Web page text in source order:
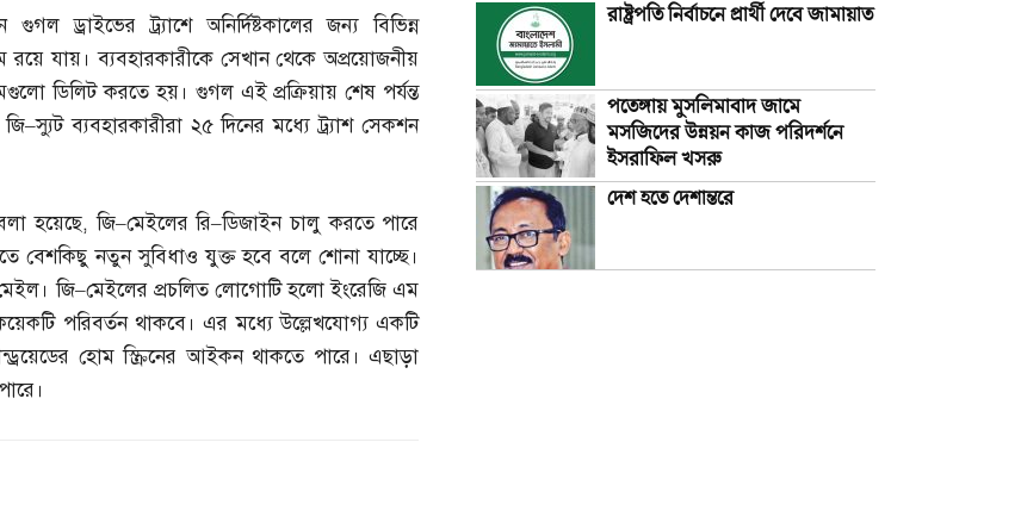
গুগল ড্রাইভের ট্র্যাশে অনির্দিষ্টকালের জন্য বিভিন্ন
যায়। ব্যবহারকারীকে সেখান থেকে অপ্রয়োজনীয়
ডিলিট করতে হয়। গুগল এই প্রক্রিয়ায় শেষ পর্যন্ত
জি–স্যুট ব্যবহারকারীরা ২৫ দিনের মধ্যে ট্র্যাশ সেকশন
হয়েছে,জি–মেইলের রি–ডিজাইন চালু করতে পারে
বেশকিছু নতুন সুবিধাও যুক্ত হবে বলে শোনা যাচ্ছে।
জি–মেইলের প্রচলিত লোগোটি হলো ইংরেজি এম
পরিবর্তন থাকবে। এর মধ্যে উল্লেখযোগ্য একটি
হোম স্ক্রিনের আইকন থাকতে পারে। এছাড়া
রাষ্ট্রপতি নির্বাচনে প্রার্থী দেবে জামায়াত
পতেঙ্গায় মুসলিমাবাদ জামে
মসজিদের উন্নয়ন কাজ পরিদর্শনে
ইসরাফিল খসরু
দেশ হতে দেশান্তরে